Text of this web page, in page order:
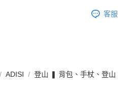
客服
ADISI
登山 ❚ 背包、手杖、登山